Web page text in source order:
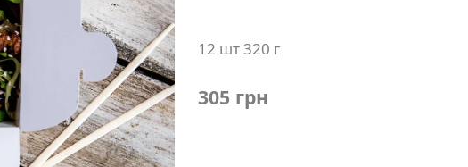
12 шт 320 г
305 грн